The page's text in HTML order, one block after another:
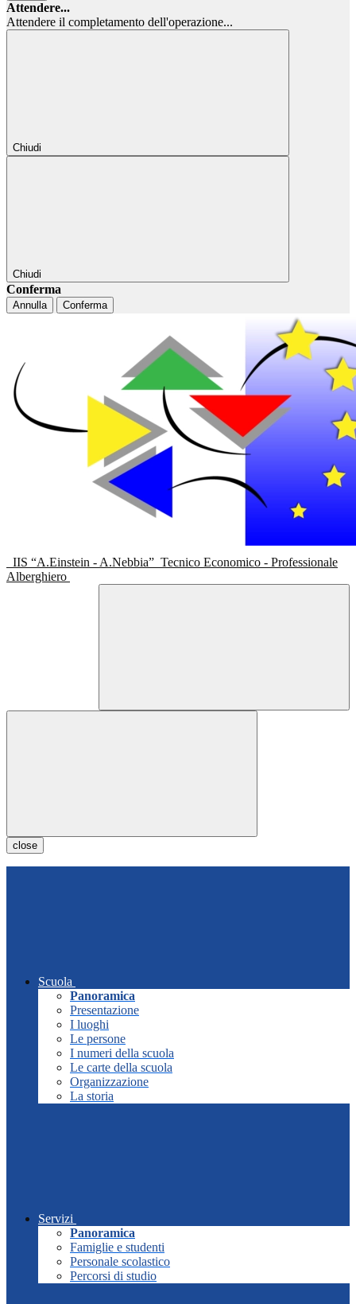
Attendere...
Attendere il completamento dell'operazione...
Chiudi
Chiudi
Conferma
Annulla Conferma
IIS “A.Einstein - A.Nebbia” Tecnico Economico - Professionale
Alberghiero
close
Scuola
Panoramica
Presentazione
I luoghi
Le persone
I numeri della scuola
Le carte della scuola
Organizzazione
La storia
Servizi
Panoramica
Famiglie e studenti
Personale scolastico
Percorsi di studio